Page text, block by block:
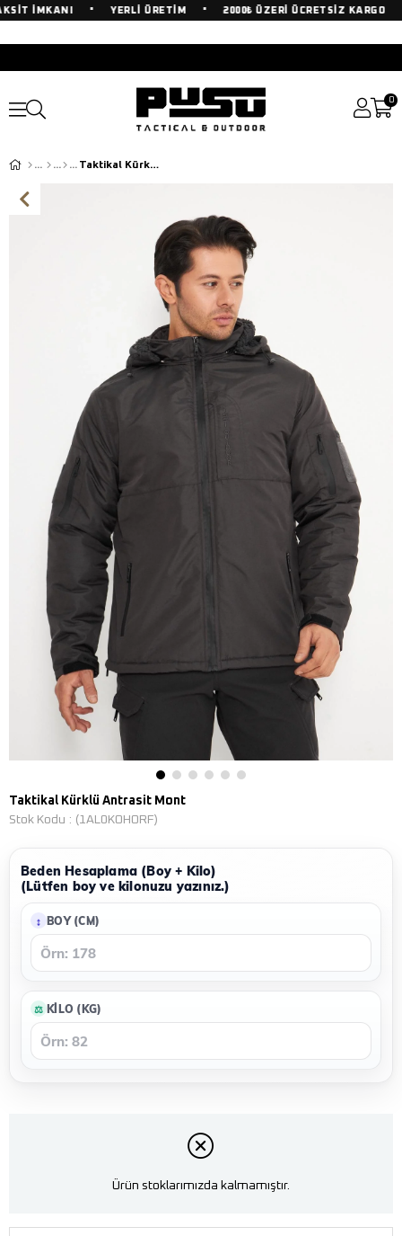
İMKANI YERLİ ÜRETİM 2000₺ ÜZERİ ÜCRETSİZ KARGO
0
Taktikal Kürklü Antrasit Mont
Taktikal Kürklü Antrasit Mont
Stok Kodu
(1AL0KOHORF)
Beden Hesaplama (Boy + Kilo)
(Lütfen boy ve kilonuzu yazınız.)
BOY (CM)
KILO (KG)
Ürün stoklarımızda kalmamıştır.